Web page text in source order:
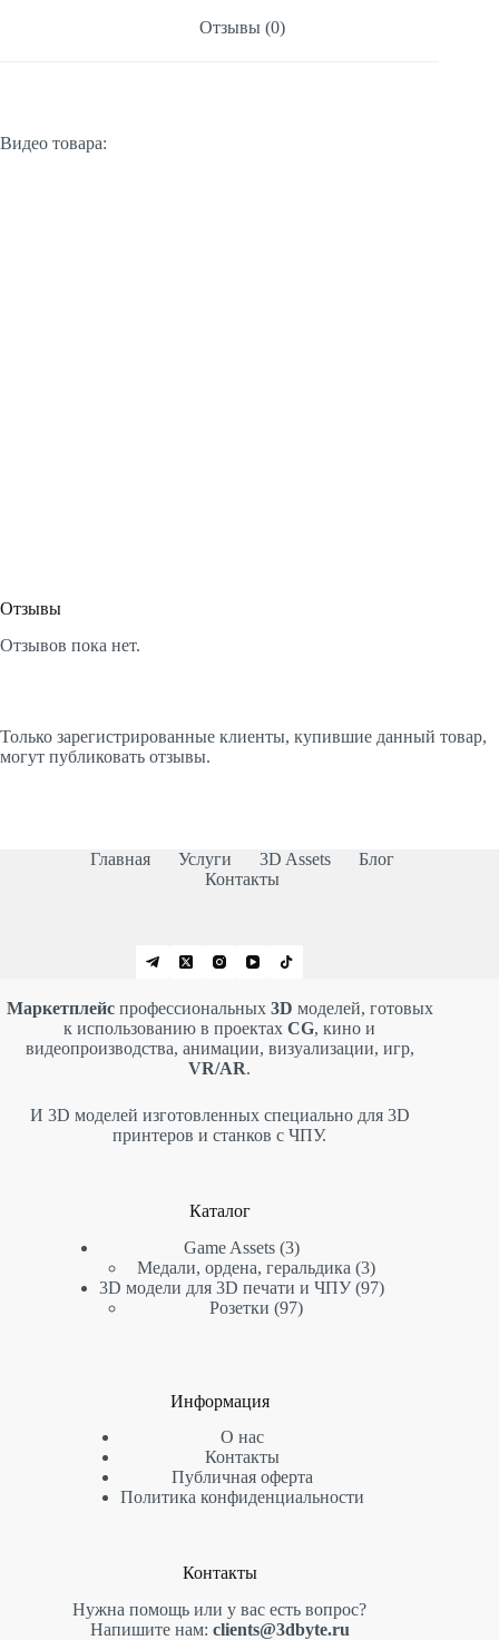
Отзывы (0)
Видео товара:
Отзывы
Отзывов пока нет.
Только зарегистрированные клиенты, купившие данный товар,
могут публиковать отзывы.
Главная Услуги 3D Assets
Блог
Контакты
Маркетплейспрофессиональных 3D моделей, готовых
к использованию в проектахCG, кино и
видеопроизводства, анимации, визуализации, игр,
VR/AR.
И 3D моделей изготовленных специально для 3D
принтеров и станков с ЧПУ.
Каталог
Game Assets 33
товара
Медали, ордена, геральдика 33
товара
3D модели для 3D печати и ЧПУ 9797
Розетки 9797
Информация
О нас
Контакты
Публичная оферта
Политика конфиденциальности
Контакты
Нужна помощь или у вас есть вопрос?
Напишите нам: clients@3dbyte.ru